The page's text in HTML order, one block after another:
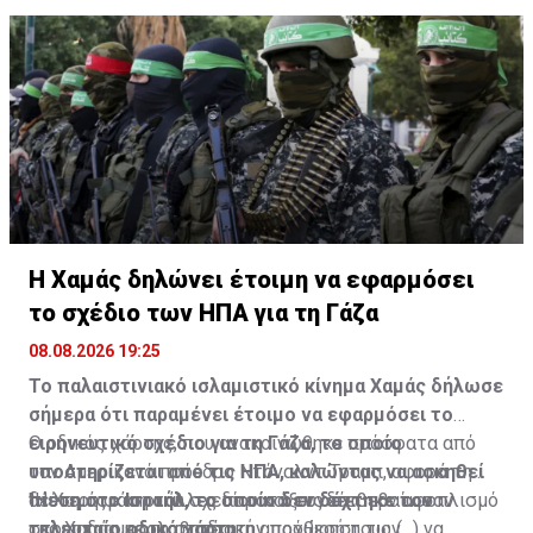
Η Χαμάς δηλώνει έτοιμη να εφαρμόσει
το σχέδιο των ΗΠΑ για τη Γάζα
08.08.2026 19:25
Το παλαιστινιακό ισλαμιστικό κίνημα Χαμάς δήλωσε
σήμερα ότι παραμένει έτοιμο να εφαρμόσει το
ειρηνευτικό σχέδιο για τη Γάζα, το οποίο
υποστηρίζεται από τις ΗΠΑ, καλώντας να ασκηθεί
πίεση στο Ισραήλ, το οποίο δεν δέχτηκε τον
Ο οδικός χάρτης, που ανακοινώθηκε πρόσφατα από
τον Αμερικανό πρόεδρο Ντόναλντ Τραμπ, αφορά τη
δεύτερη φάση του σχεδίου και συνδέει τον αφοπλισμό
"Η Χαμάς και οι άλλες παρατάξεις επιβεβαίωσαν